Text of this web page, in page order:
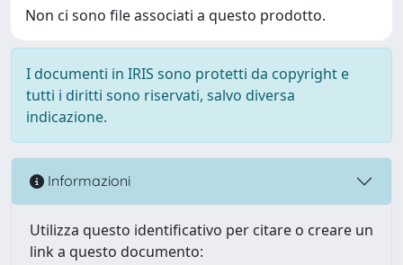
Non ci sono file associati a questo prodotto.
I documenti in IRIS sono protetti da copyright e
tutti i diritti sono riservati, salvo diversa
indicazione.
Informazioni
Utilizza questo identificativo per citare o creare un
link a questo documento: